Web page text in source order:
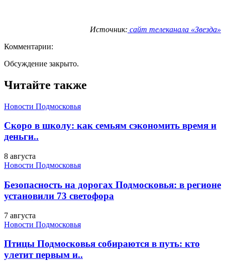
Источник: сайт телеканала «Звезда»
Комментарии:
Обсуждение закрыто.
Читайте также
Новости Подмосковья
Скоро в школу: как семьям сэкономить время и
деньги..
8 августа
Новости Подмосковья
Безопасность на дорогах Подмосковья: в регионе
установили 73 светофора
7 августа
Новости Подмосковья
Птицы Подмосковья собираются в путь: кто
улетит первым и..